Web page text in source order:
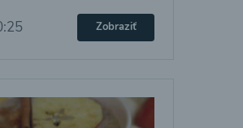
Zobraziť